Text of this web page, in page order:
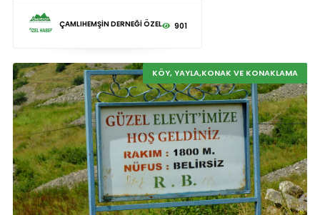
ÇAMLIHEMŞİN DERNEĞİ ÖZEL 901
KÖY, YAYLA,KONAK VE KONAKLAMA